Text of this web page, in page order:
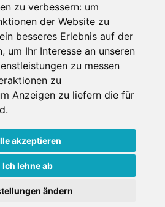
zu verbessern: um
der Website zu
besseres Erlebnis auf der
, um Ihr Interesse an unseren
zu messen
zu
Anzeigen zu liefern die für
.
akzeptieren
Ich lehne ab
ändern
Datenschutz
Kontakt
Partner
Newsletter
Schneemenschen GmbH
Alpen- Angebote vergleichen
Jetzt Angebote entdecken!